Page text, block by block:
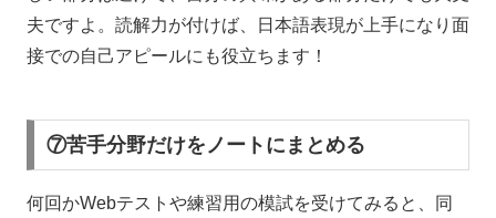
夫ですよ。読解力が付けば、日本語表現が上手になり面
接での自己アピールにも役立ちます！
⑦苦手分野だけをノートにまとめる
何回かWebテストや練習用の模試を受けてみると、同